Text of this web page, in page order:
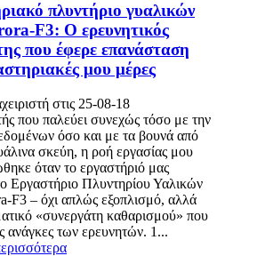
πλυντήριο γυαλικών
F3: Ο ερευνητικός
που έφερε επανάσταση
μου μέρες
στις 25-08-18
που παλεύει συνεχώς τόσο με την
όσο και με τα βουνά από
σκεύη, η ροή εργασίας μου
όταν το εργαστήριό μας
Εργαστήριο Πλυντηρίου Υαλικών
F3 – όχι απλώς εξοπλισμό, αλλά
«συνεργάτη καθαρισμού» που
ανάγκες των ερευνητών. 1...